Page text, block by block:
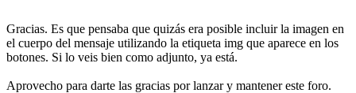
Gracias. Es que pensaba que quizás era posible incluir la imagen en
el cuerpo del mensaje utilizando la etiqueta img que aparece en los
botones. Si lo veis bien como adjunto, ya está.
Aprovecho para darte las gracias por lanzar y mantener este foro.